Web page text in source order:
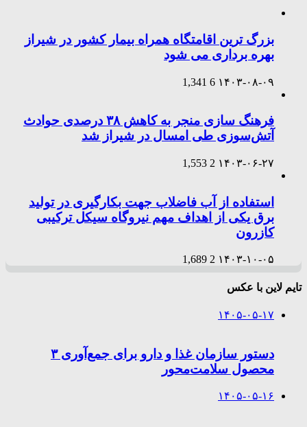
بزرگ ترین اقامتگاه همراه بیمار کشور در شیراز
بهره برداری می شود
۱۴۰۳-۰۸-۰۹ 6
1,341
فرهنگ سازی منجر به کاهش ۳۸ درصدی حوادث
آتش‌سوزی طی امسال در شیراز شد
۱۴۰۳-۰۶-۲۷ 2
1,553
استفاده از آب فاضلاب جهت بکارگیری در تولید
برق یکی از اهداف مهم نیروگاه سیکل ترکیبی
کازرون
۱۴۰۳-۱۰-۰۵ 2
1,689
تایم لاین با عکس
۱۴۰۵-۰۵-۱۷
دستور سازمان غذا و دارو برای جمع‌آوری ۳
محصول سلامت‌محور
۱۴۰۵-۰۵-۱۶